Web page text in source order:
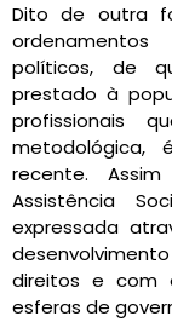
Dito de outra
políticos, de
prestado à
profissionais
metodológica,
recente.
Assistência
expressada
direitos e com
esferas de